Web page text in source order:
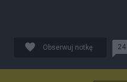
Obserwuj notkę 24